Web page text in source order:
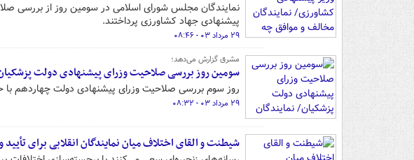
نمایندگان مجلس شورای اسلامی در سومین روز از بررسی
پیشنهادی جهاد کشاورزی پرداختند.
۲۹ مرداد ۰۳ - ۰۸:۴۶
مشرق گزارش می‌دهد؛
سومین روز بررسی صلاحیت وزرای پیشنهادی دولت
روز سوم بررسی صلاحیت وزرای پیشنهادی دولت چهاردهم با
۲۹ مرداد ۰۳ - ۰۸:۳۲
شیطنت و القای اختلاف میان نمایندگان انقلابی برای